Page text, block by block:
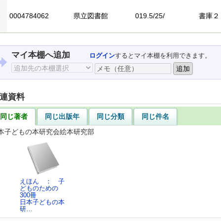
0004784062 県立図書館 019.5/25/ 書庫２
マイ本棚へ追加 ログインするとマイ本棚を利用できます。
資料
同じ著者 同じ出版年 同じ分類
同じ件名
子どもの本研究会絵本研究部
えほん ： 子
どものための
300冊
日本子どもの本
研…